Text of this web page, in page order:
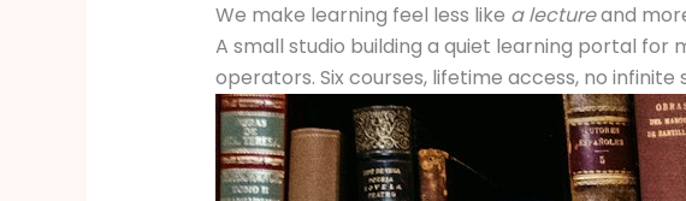
We make learning feel less like a lectureand
A small studio building a quiet learning portal for
operators. Six courses, lifetime access, no infinite